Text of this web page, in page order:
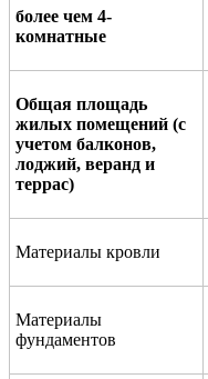
более чем 4-
комнатные
Общая площадь
жилых помещений (с
учетом балконов,
лоджий, веранд и
террас)
Материалы кровли
Материалы
фундаментов